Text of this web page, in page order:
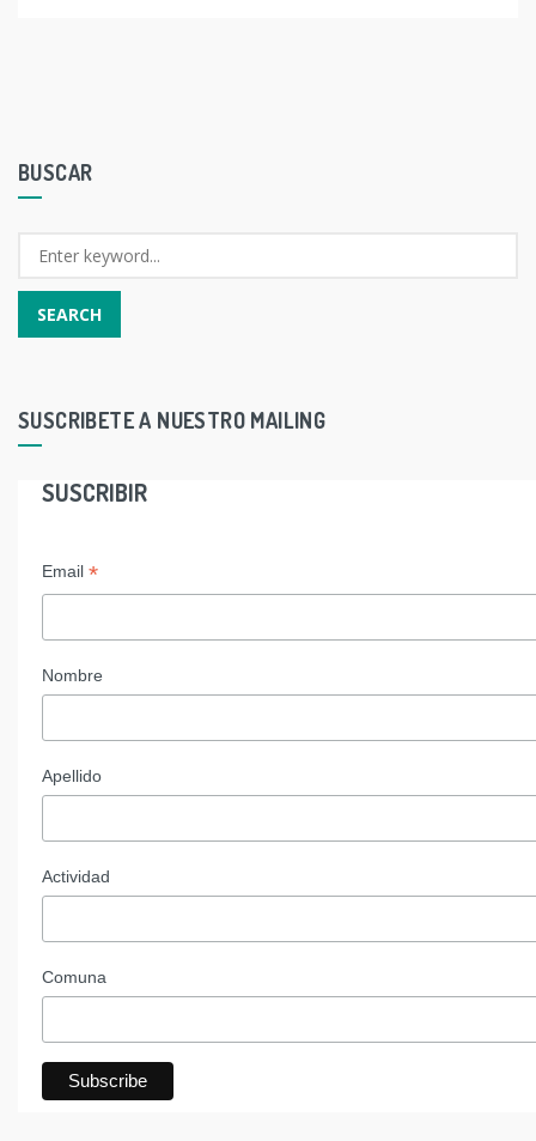
BUSCAR
SUSCRIBETE A NUESTRO MAILING
SUSCRIBIR
Email *
Nombre
Apellido
Actividad
Comuna